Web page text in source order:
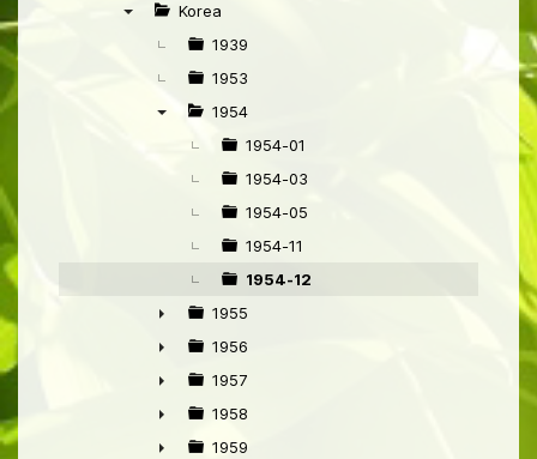
►
Korea
1939
1953
1954
1954-01
1954-03
1954-05
1954-11
1954-12
►
1955
►
1956
►
1957
►
1958
1959